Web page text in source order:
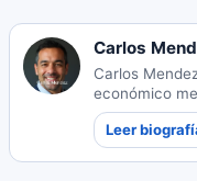
Carlos
Carlos
económico
prensa. Sus
y el
legislación
Leer